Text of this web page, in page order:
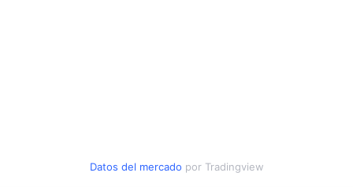
Datos del mercado por Tradingview